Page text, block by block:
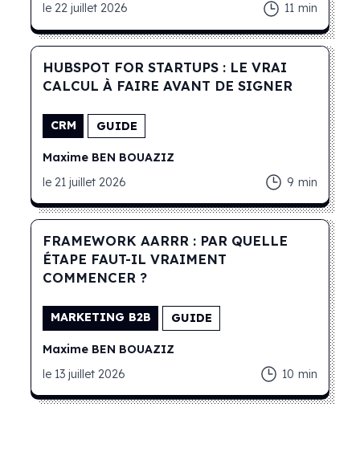
le22 juillet 2026 11 min
HUBSPOT FOR STARTUPS : LE VRAI
CALCUL À FAIRE AVANT DE SIGNER
CRM GUIDE
Maxime BEN BOUAZIZ
le21 juillet 2026 9 min
FRAMEWORK AARRR : PAR QUELLE
ÉTAPE FAUT-IL VRAIMENT
COMMENCER ?
MARKETING B2B GUIDE
Maxime BEN BOUAZIZ
le 13 juillet 2026 10 min